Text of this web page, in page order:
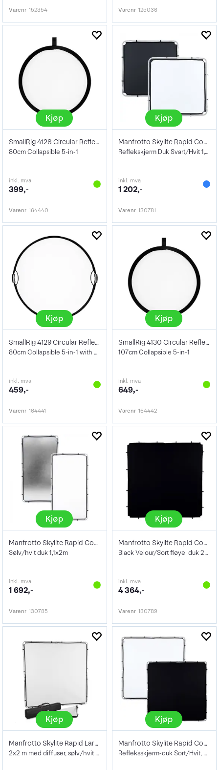
Varenr 152354 Varenr 125036
Kjøp
SmallRig 4128 Circular Reflector
80cm Collapsible 5-in-1
inkl. mva
399,-
Varenr 164440
Kjøp
Manfrotto Skylite Rapid Cover Small
Reflekskjerm Duk Svart/Hvit 1,1x1,1m
inkl. mva
1 202,-
Varenr 130781
Kjøp
SmallRig 4129 Circular Reflector
80cm Collapsible 5-in-1 with Handle
inkl. mva
459,-
Varenr 164441
Kjøp
SmallRig 4130 Circular Reflector
107cm Collapsible 5-in-1
inkl. mva
649,-
Varenr 164442
Kjøp
Manfrotto Skylite Rapid Cover Medium
Sølv/hvit duk 1,1x2m
inkl. mva
1 692,-
Varenr 130785
Kjøp
Manfrotto Skylite Rapid Cover Large 2x2
Black Velour/Sort fløyel duk 2x2m
inkl. mva
4 364,-
Varenr 130789
Kjøp
Manfrotto Skylite Rapid Large Kit 2x2 m
2x2 m med diffuser, sølv/hvit duk og bag
Kjøp
Manfrotto Skylite Rapid Cover Large 2x2
Refleksskjerm-duk Sort/Hvit, 2 x 2 m